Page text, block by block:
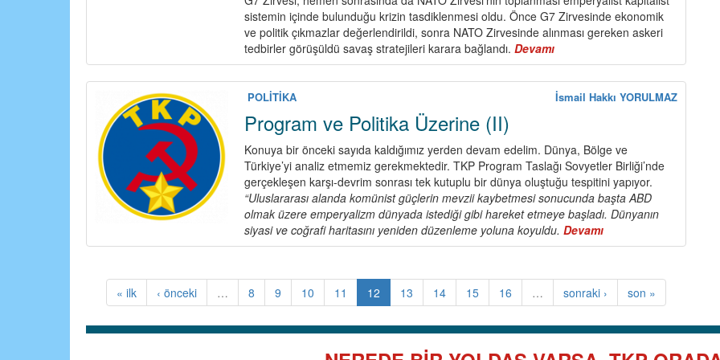
Yoldaşın
Alman
Komünist
Partisi
Mesajı
sistemin içinde bulunduğu krizin tasdiklenmesi oldu. Önce G7 Zirvesinde ekonomik
ve politik çıkmazlar değerlendirildi, sonra NATO Zirvesinde alınması gereken askeri
tedbirler görüşüldü savaş stratejileri karara bağlandı.Devamı
Piyango’dan
Afganistan
Çıktı
POLİTİKA İsmail Hakkı YORULMAZ
Program ve Politika Üzerine (II)
Konuya bir önceki sayıda kaldığımız yerden devam edelim. Dünya, Bölge ve
Türkiye’yi analiz etmemiz gerekmektedir. TKP Program Taslağı Sovyetler Birliği’nde
gerçekleşen karşı-devrim sonrası tek kutuplu bir dünya oluştuğu tespitini yapıyor.
“Uluslararası alanda komünist güçlerin mevzii kaybetmesi sonucunda başta ABD
olmak üzere emperyalizm dünyada istediği gibi hareket etmeye başladı. Dünyanın
siyasi ve coğrafi haritasını yeniden düzenleme yoluna koyuldu. Devamı
Program
Politika
Üzerine
(II)
« ilk ‹ önceki … 8 9 10 11 12 13 14 15 16 … sonraki › son »